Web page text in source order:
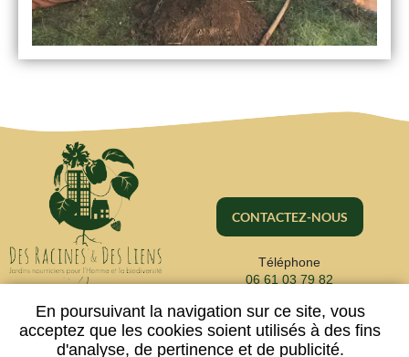
CONTACTEZ-NOUS
Téléphone
06 61 03 79 82
En poursuivant la navigation sur ce site, vous
acceptez que les cookies soient utilisés à des fins
d'analyse, de pertinence et de publicité.